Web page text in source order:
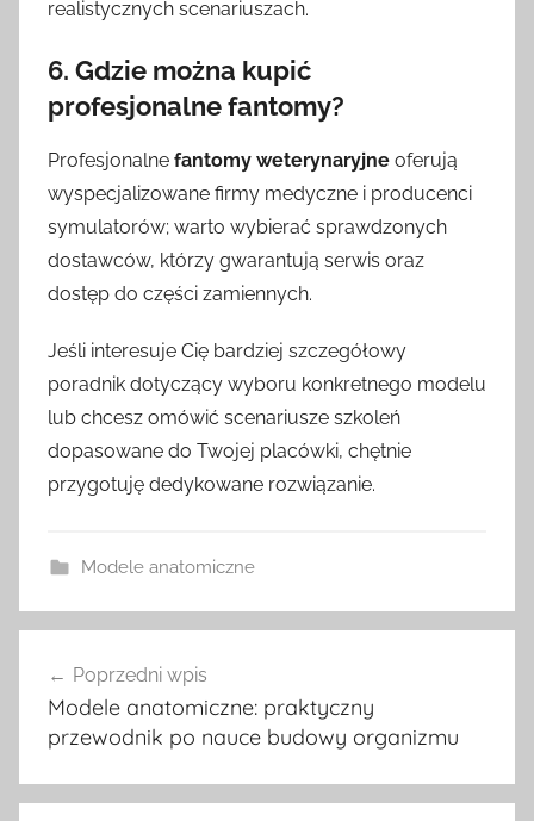
realistycznych scenariuszach.
6. Gdzie można kupić
profesjonalne fantomy?
Profesjonalne fantomy weterynaryjne oferują
wyspecjalizowane firmy medyczne i producenci
symulatorów; warto wybierać sprawdzonych
dostawców, którzy gwarantują serwis oraz
dostęp do części zamiennych.
Jeśli interesuje Cię bardziej szczegółowy
poradnik dotyczący wyboru konkretnego modelu
lub chcesz omówić scenariusze szkoleń
dopasowane do Twojej placówki, chętnie
przygotuję dedykowane rozwiązanie.
Modele anatomiczne
wpisu
Poprzedni wpis
Modele anatomiczne: praktyczny
przewodnik po nauce budowy organizmu